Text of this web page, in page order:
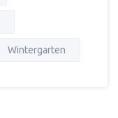
Wintergarten